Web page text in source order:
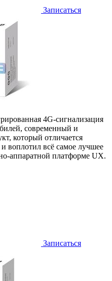
Записаться
4G-сигнализация
современный и
который отличается
воплотил всё самое лучшее
аппаратной платформе UX.
Записаться